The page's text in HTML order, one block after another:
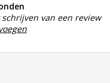
van een review